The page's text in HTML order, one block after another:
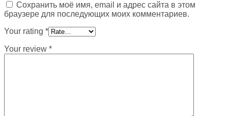
Сохранить моё имя, email и адрес сайта в этом
браузере для последующих моих комментариев.
Your rating *
Your review *